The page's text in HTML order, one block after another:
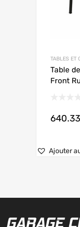
TABLES ET
Table
Front
640.33
Ajouter